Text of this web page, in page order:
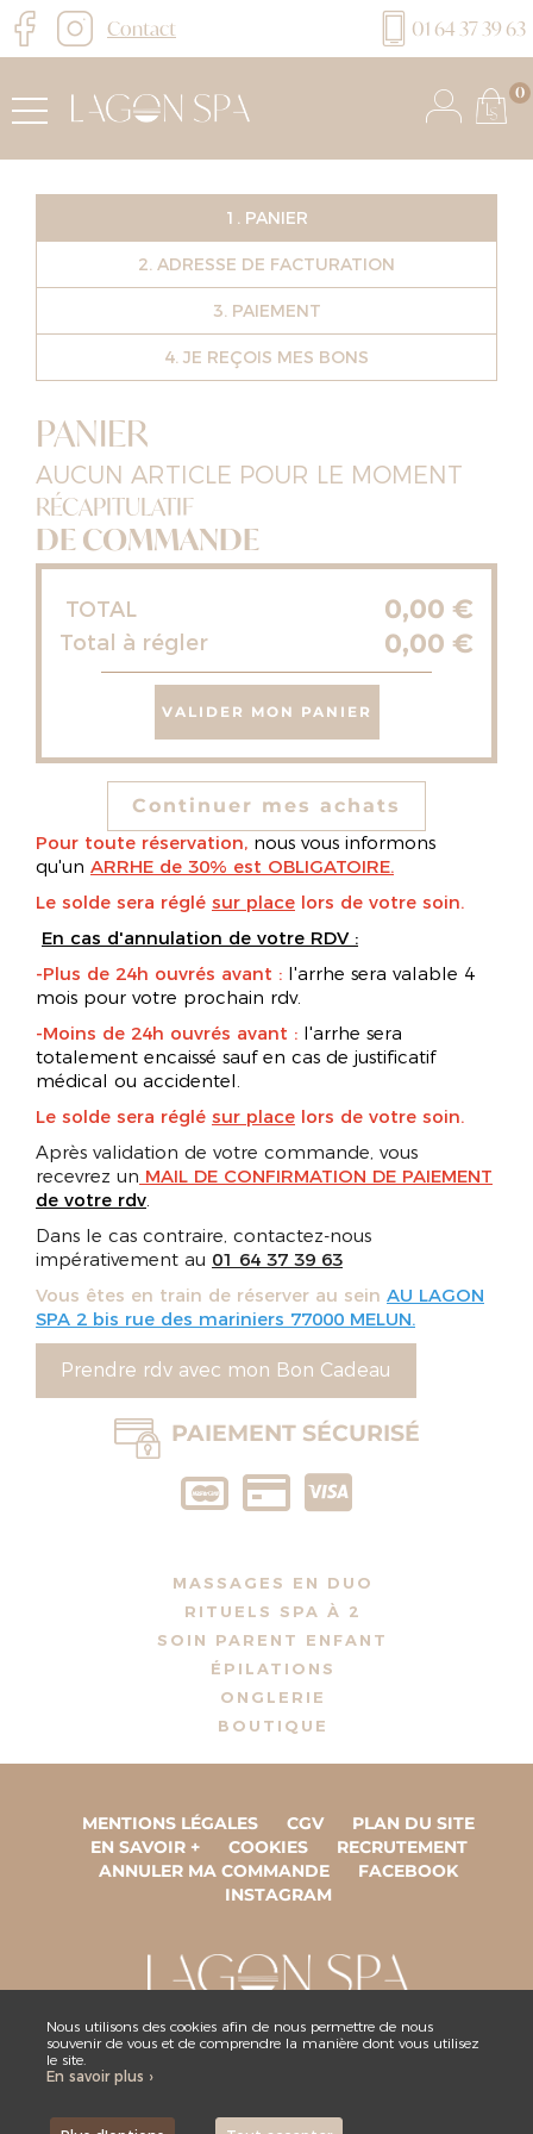
Nous utilisons des cookies afin de nous permettre de nous
souvenir de vous et de comprendre la manière dont vous utilisez
le site.
En savoir plus ›
Contact 01 64 37 39 63
0
1. PANIER
2. ADRESSE DE FACTURATION
3. PAIEMENT
4. JE REÇOIS MES BONS
PANIER
AUCUN ARTICLE POUR LE MOMENT
RÉCAPITULATIF
DE COMMANDE
TOTAL 0,00 €
Total à régler 0,00 €
VALIDER MON PANIER
Continuer mes achats
Pour toute réservation, nous vous informons
qu'un ARRHE de 30% est OBLIGATOIRE.
Le solde sera réglé sur place lors de votre soin.
En cas d'annulation de votre RDV :
-Plus de 24h ouvrés avant : l'arrhe sera valable 4
mois pour votre prochain rdv.
-Moins de 24h ouvrés avant : l'arrhe sera
totalement encaissé sauf en cas de justificatif
médical ou accidentel.
Le solde sera réglé sur place lors de votre soin.
Après validation de votre commande, vous
recevrez un MAIL DE CONFIRMATION DE PAIEMENT
de votre rdv.
Dans le cas contraire, contactez-nous
impérativement au 01 64 37 39 63
Vous êtes en train de réserver au sein AU LAGON
SPA 2 bis rue des mariniers 77000 MELUN.
Prendre rdv avec mon Bon Cadeau
PAIEMENT SÉCURISÉ
MASSAGES EN DUO
RITUELS SPA À 2
SOIN PARENT ENFANT
ÉPILATIONS
ONGLERIE
BOUTIQUE
MENTIONS LÉGALES CGV
PLAN DU SITE
EN SAVOIR +
COOKIES
RECRUTEMENT
ANNULER MA COMMANDE
FACEBOOK
INSTAGRAM
ESPACE COLLABORATEUR